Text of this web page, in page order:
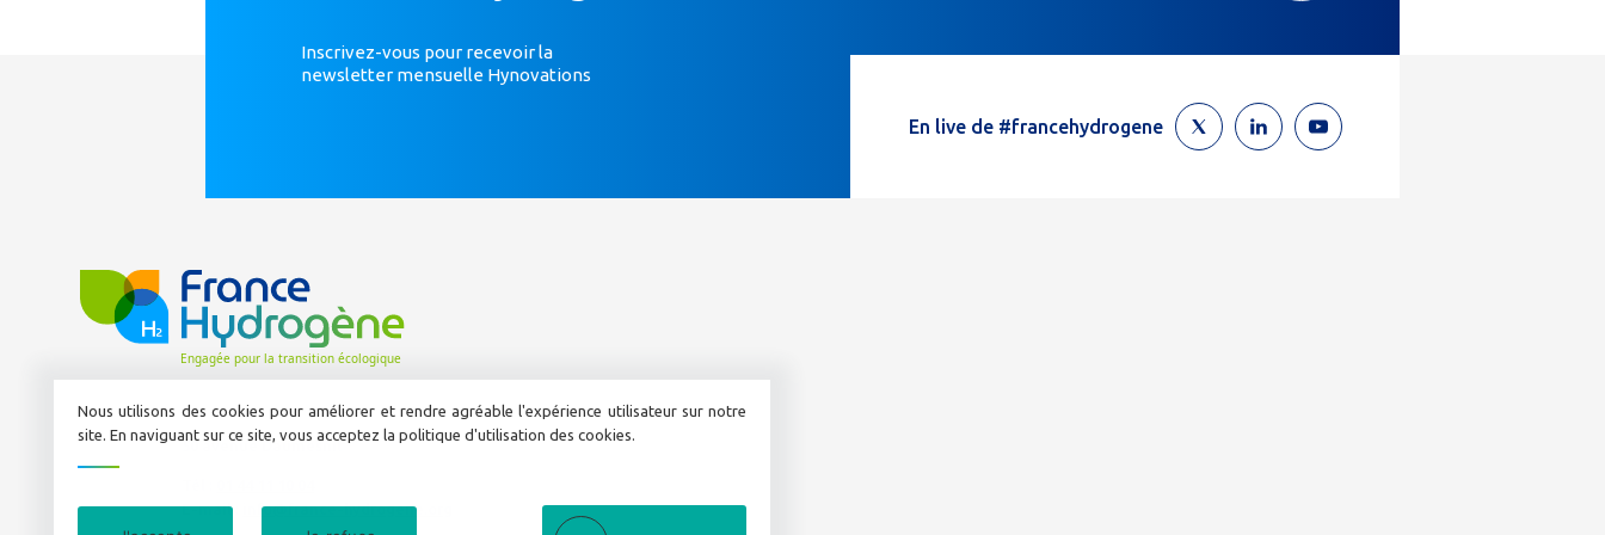
Inscrivez-vous pour recevoir la
newsletter mensuelle Hynovations
remplissezEn live de #francehydrogene
50 avenue Daumesnil
E-mail :
info@france-hydrogene.org
Nous utilisons des cookies pour améliorer et rendre agréable l'expérience utilisateur sur notre
site. En naviguant sur ce site, vous acceptez la politique d'utilisation des cookies.